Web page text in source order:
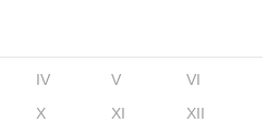
IV V
VI
X XI XII